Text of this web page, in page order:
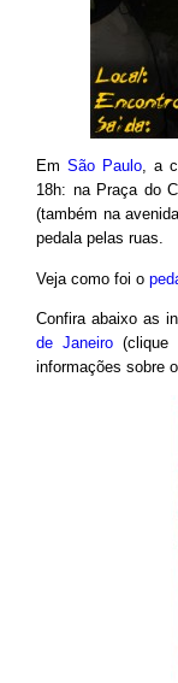
Em São Paulo, a
18h: na Praça do
(também na
pedala pelas ruas.
Veja como foi o
Confira abaixo as
de Janeiro
informações sobre